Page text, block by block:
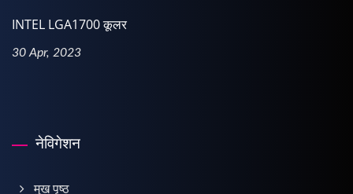
INTEL LGA1700 कूलर
30 Apr, 2023
नेविगेशन
मुख पृष्ठ